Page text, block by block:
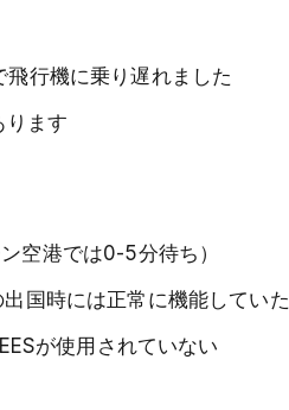
行機に乗り遅れました
ります
空港では0-5分待ち）
国時には正常に機能していた
が使用されていない